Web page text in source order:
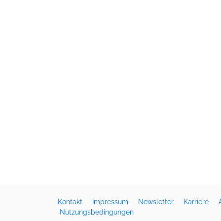
Kontakt Impressum Newsletter Karriere
Nutzungsbedingungen